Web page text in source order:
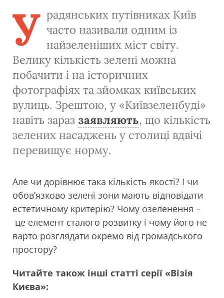
У радянських путівниках Київ
часто називали одним із
найзеленіших міст світу.
Велику кількість зелені можна
побачити і на історичних
фотографіях та зйомках київських
вулиць. Зрештою, у «Київзеленбуді»
навіть зараз заявляють, що кількість
зелених насаджень у столиці вдвічі
перевищує норму.
Але чи дорівнює така кількість якості? І чи
обов’язково зелені зони мають відповідати
естетичному критерію? Чому озеленення –
це елемент сталого розвитку і чому його не
варто розглядати окремо від громадського
простору?
Читайте також інші статті серії «Візія
Києва»: